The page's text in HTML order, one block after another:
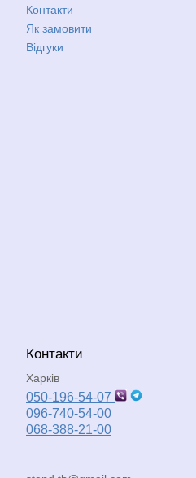
Контакти
Як замовити
Відгуки
Контакти
Харків
050-196-54-07
096-740-54-00
068-388-21-00